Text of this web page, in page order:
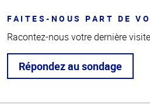
FAITES-NOUS PART DE
Racontez-nous votre dernière
Répondez au sondage